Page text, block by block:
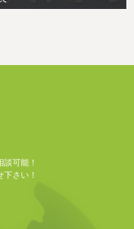
可能！
さい！